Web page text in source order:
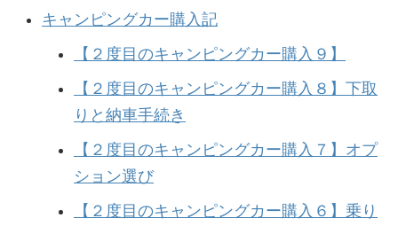
キャンピングカー購入記
【２度目のキャンピングカー購入９】
【２度目のキャンピングカー購入８】下取
りと納車手続き
【２度目のキャンピングカー購入７】オプ
ション選び
【２度目のキャンピングカー購入６】乗り